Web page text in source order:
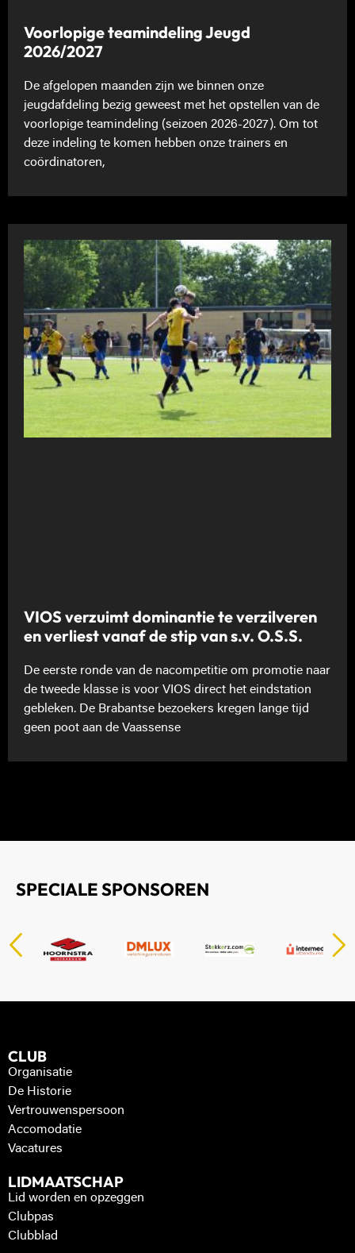
Voorlopige teamindeling Jeugd
2026/2027
De afgelopen maanden zijn we binnen onze
jeugdafdeling bezig geweest met het opstellen van de
voorlopige teamindeling (seizoen 2026-2027). Om tot
deze indeling te komen hebben onze trainers en
coördinatoren,
VIOS verzuimt dominantie te verzilveren
en verliest vanaf de stip van s.v. O.S.S.
De eerste ronde van de nacompetitie om promotie naar
de tweede klasse is voor VIOS direct het eindstation
gebleken. De Brabantse bezoekers kregen lange tijd
geen poot aan de Vaassense
SPECIALE SPONSOREN
CLUB
Organisatie
De Historie
Vertrouwenspersoon
Accomodatie
Vacatures
LIDMAATSCHAP
Lid worden en opzeggen
Clubpas
Clubblad